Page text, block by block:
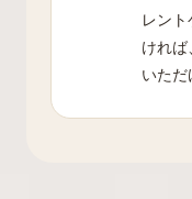
レン
ければ
いただ